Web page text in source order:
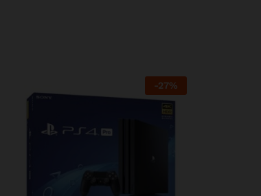
-27%